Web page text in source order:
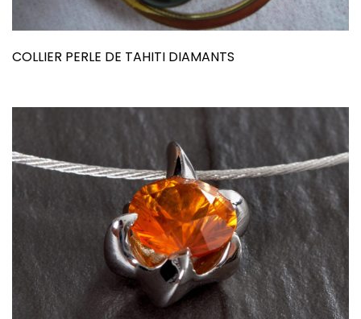
COLLIER PERLE DE TAHITI DIAMANTS